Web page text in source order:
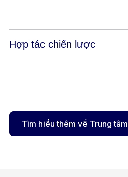
Hợp tác chiến lược
Tìm hiểu thêm về Trung tâm